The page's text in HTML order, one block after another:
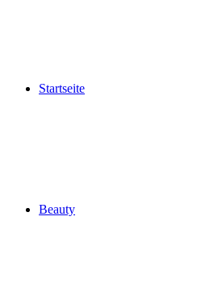
Startseite
Beauty